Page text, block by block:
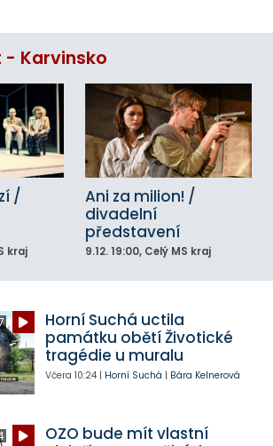
- Karvinsko
/
kraj
Ani za milion! /
divadelní
představení
9.12. 19:00, Celý MS kraj
Horní Suchá uctila
památku obětí Životické
tragédie u muralu
Včera 10:24| Horní Suchá | Bára Kelnerová
OZO bude mít vlastní